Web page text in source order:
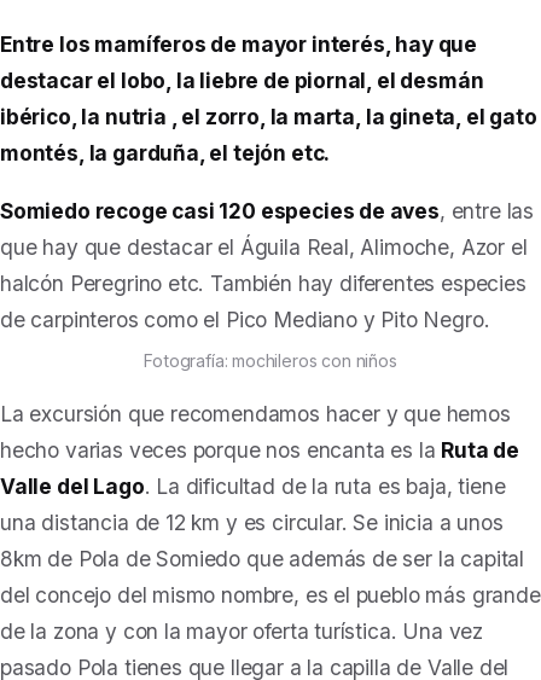
Entre los mamíferos de mayor interés, hay que
destacar el lobo, la liebre de piornal, el desmán
ibérico, la nutria , el zorro, la marta, la gineta, el gato
montés, la garduña, el tejón etc.
Somiedo recoge casi 120 especies de aves, entre las
que hay que destacar el Águila Real, Alimoche, Azor el
halcón Peregrino etc. También hay diferentes especies
de carpinteros como el Pico Mediano y Pito Negro.
Fotografía: mochileros con niños
La excursión que recomendamos hacer y que hemos
hecho varias veces porque nos encanta es la Ruta de
Valle del Lago. La dificultad de la ruta es baja, tiene
una distancia de 12 km y es circular. Se inicia a unos
8km de Pola de Somiedo que además de ser la capital
del concejo del mismo nombre, es el pueblo más grande
de la zona y con la mayor oferta turística. Una vez
pasado Pola tienes que llegar a la capilla de Valle del